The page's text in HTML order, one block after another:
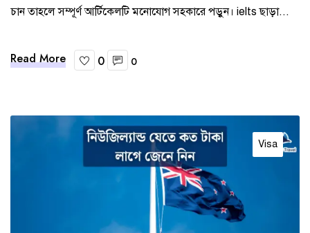
চান তাহলে সম্পূর্ণ আর্টিকেলটি মনোযোগ সহকারে পড়ুন। ielts ছাড়া...
Read More 0 0
Visa